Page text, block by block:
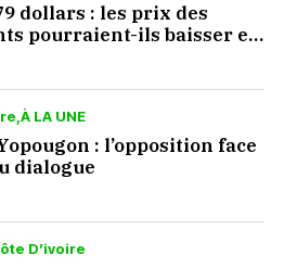
dollars : les prix des
pourraient-ils baisser en
?
À LA UNE
: l’opposition face
dialogue
D’ivoire